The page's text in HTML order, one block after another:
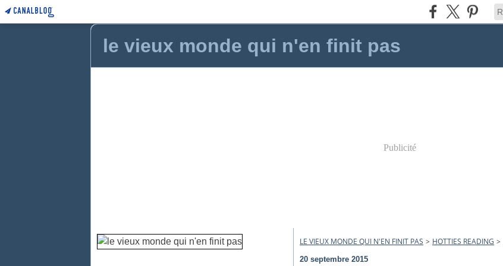
le vieux monde qui n'en finit pas
Publicité
LE VIEUX MONDE QUI N'EN FINIT PAS > HOTTIES READING >
20 septembre 2015